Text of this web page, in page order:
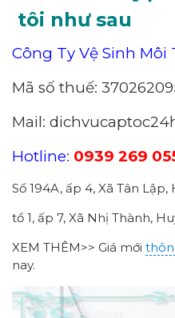
tôi như sau
Công Ty Vệ Sinh
Mã số thuế:
Mail:
Hotline: 0939 269
Số 194A, ấp 4, Xã Tân
tổ 1, ấp 7, Xã Nhị Thành,
XEM THÊM>> Giá mới
nay.